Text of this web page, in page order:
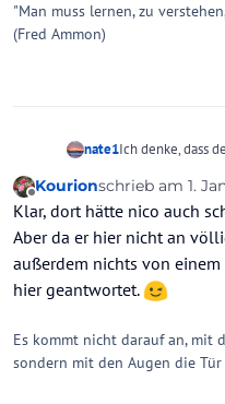
im Januar und
"Man muss lernen, zu
(Fred Ammon)
nate1Ich denke, dass
Offline
Kourionschrieb am 1.
zuletzt editiert
Klar, dort hätte nico auch
Aber da er hier nicht an
außerdem nichts von
hier geantwortet.
Es kommt nicht darauf an, mit
sondern mit den Augen die Tür